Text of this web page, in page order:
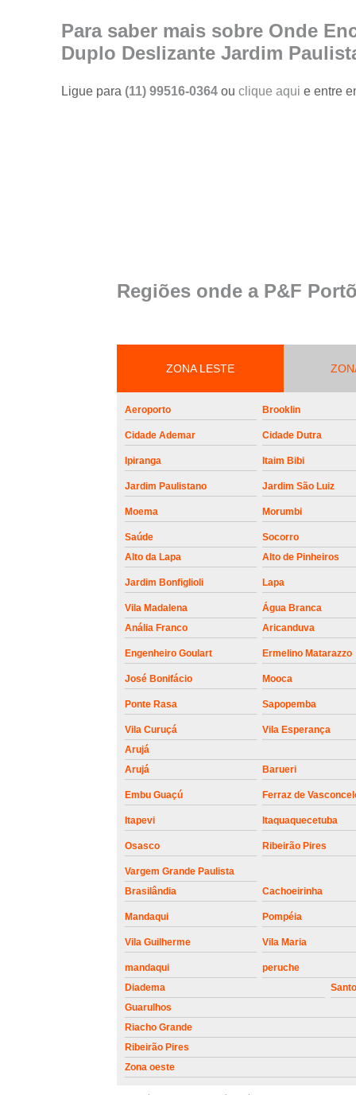
portões
Serviço de
portões
Troca de placa
portões
Troca de
portões
Para saber mais sobre Onde
Duplo Deslizante Jardim
Ligue para (11) 99516-0364ouclique aqui e entre
Regiões onde a P&F
ZONA LESTE
Aeroporto Brooklin
Cidade Ademar Cidade Dutra
Ipiranga Itaim Bibi
Jardim Paulistano Jardim São Luiz
Moema Morumbi
Saúde Socorro
Alto da Lapa
Alto de Pinheiros
Jardim Bonfiglioli Lapa
Vila Madalena
Água Branca
Anália Franco
Aricanduva
Engenheiro Goulart Ermelino Matarazzo
José Bonifácio Mooca
Ponte Rasa Sapopemba
Vila Curuçá Vila Esperança
Arujá
Arujá
Barueri
Embu Guaçú Ferraz de
Itapevi Itaquaquecetuba
Osasco Ribeirão Pires
Vargem Grande Paulista
Brasilândia
Cachoeirinha
Mandaqui Pompéia
Vila Guilherme Vila Maria
mandaqui
peruche
Diadema
Guarulhos
Riacho Grande
Ribeirão Pires
Zona oeste